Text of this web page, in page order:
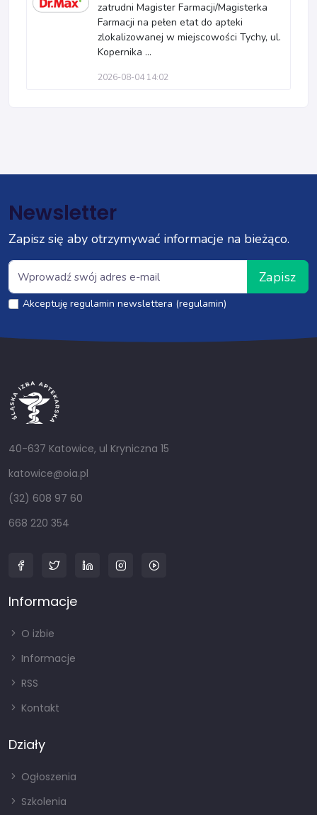
zatrudni Magister Farmacji/Magisterka
Farmacji na pełen etat do apteki
zlokalizowanej w miejscowości Tychy, ul.
Kopernika ...
2026-08-04 14:02
Newsletter
Zapisz się aby otrzymywać informacje na bieżąco.
Zapisz
Akceptuję regulamin newslettera (regulamin)
40-637 Katowice, ul Kryniczna 15
katowice@oia.pl
(32) 608 97 60
668 220 354
Informacje
O izbie
Informacje
RSS
Kontakt
Działy
Ogłoszenia
Szkolenia